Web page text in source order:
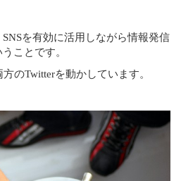
を有効に活用しながら情報発信
ことです。
のTwitterを動かしています。